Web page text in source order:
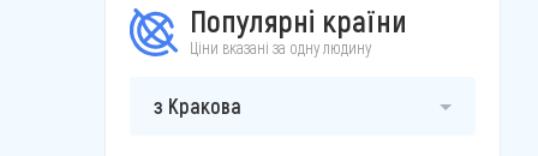
Популярні країни
Ціни вказані за одну людину
з Кракова